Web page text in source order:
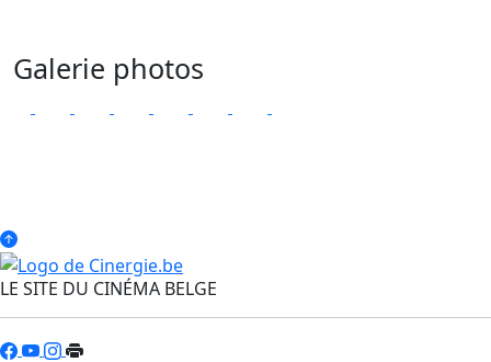
Galerie photos
LE SITE DU CINÉMA BELGE